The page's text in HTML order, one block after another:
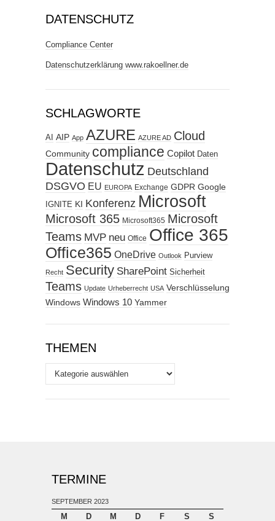
DATENSCHUTZ
Compliance Center
Datenschutzerklärung www.rakoellner.de
SCHLAGWORTE
AI AIP App AZURE AZURE AD Cloud
Community compliance Copilot Daten
Datenschutz Deutschland
DSGVO EU EUROPA Exchange GDPR Google
IGNITE KI Konferenz Microsoft
Microsoft 365 Microsoft365 Microsoft
Teams MVP neu Office Office 365
Office365 OneDrive Outlook Purview
Recht Security SharePoint Sicherheit
Teams Update Urheberrecht USA Verschlüsselung
Windows Windows 10 Yammer
THEMEN
Themen
TERMINE
SEPTEMBER 2023
M D M D F S S